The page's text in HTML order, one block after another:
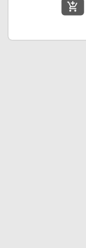
add_shopping_cart